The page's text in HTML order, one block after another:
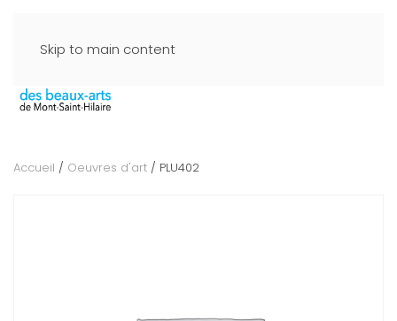
Skip to main content
Accueil / Oeuvres d'art / PLU402